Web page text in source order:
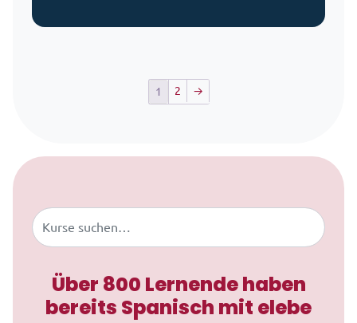
1 2 →
Zum Inhalt springen
Buscar
Über 800 Lernende haben
bereits Spanisch mit elebe